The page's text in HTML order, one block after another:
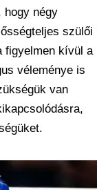
hogy négy
szülői
figyelmen kívül a
véleménye is
van